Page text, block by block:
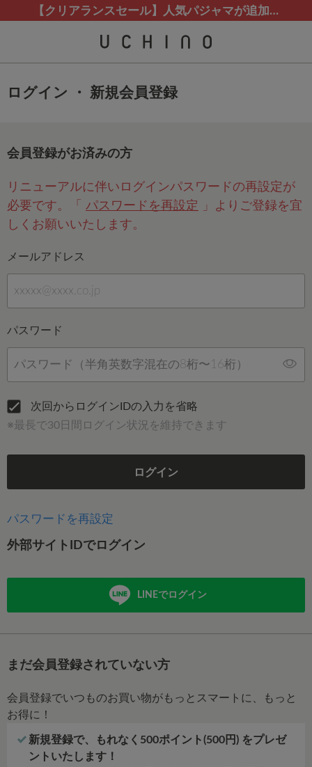
【クリアランスセール】人気パジャマが追加！
ログイン ・ 新規会員登録
会員登録がお済みの方
リニューアルに伴いログインパスワードの再設定が
必要です。「 パスワードを再設定
」よりご登録を宜
しくお願いいたします。
メールアドレス
パスワード
次回からログインIDの入力を省略
※最長で30日間ログイン状況を維持できます
ログイン
パスワードを再設定
外部サイトIDでログイン
LINEでログイン
まだ会員登録されていない方
会員登録でいつものお買い物がもっとスマートに、もっと
お得に！
新規登録で、もれなく500ポイント(500円) をプレゼ
ントいたします！